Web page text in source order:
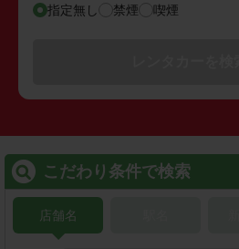
指定無し 禁煙 喫煙
こだわり条件で検索
店舗名